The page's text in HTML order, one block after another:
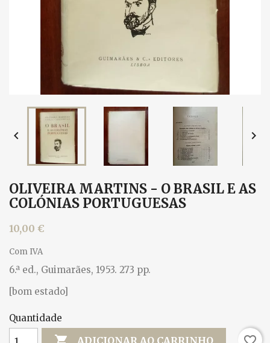
 
OLIVEIRA MARTINS - O BRASIL E AS
COLÓNIAS PORTUGUESAS
10,00 €
Com IVA
6.ª ed., Guimarães, 1953. 273 pp.
[bom estado]
Quantidade